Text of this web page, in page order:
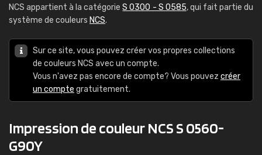
NCS appartient à la catégorieS 0300 - S 0585, qui fait partie du
système de couleurs NCS.
Sur ce site, vous pouvez créer vos propres collections
de couleurs NCS avec un compte.
Vous n'avez pas encore de compte? Vous pouvez créer
un compte gratuitement.
Impression de couleur NCS S 0560-
G90Y